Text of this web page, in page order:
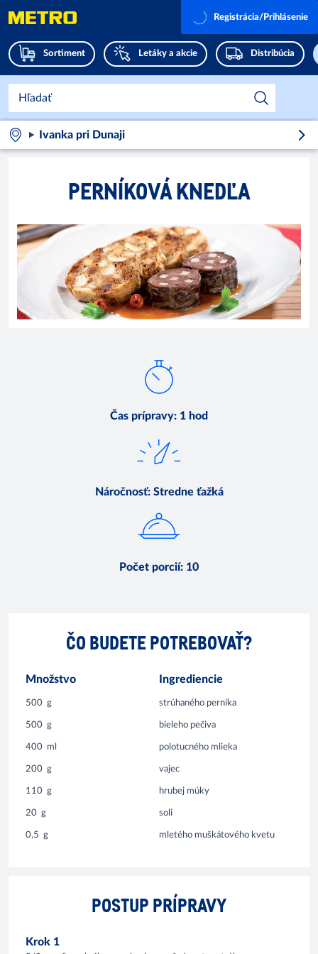
Sortiment Letáky a akcie Distribúcia
Registrácia/Prihlásenie
Ivanka pri Dunaji
PERNÍKOVÁ KNEDĽA
Čas prípravy: 1 hod
Náročnosť: Stredne ťažká
Počet porcií: 10
ČO BUDETE POTREBOVAŤ?
Množstvo Ingrediencie
500 g strúhaného perníka
500 g bieleho pečiva
400 ml polotucného mlieka
200 g vajec
110 g hrubej múky
20 g soli
0,5 g mletého muškátového kvetu
POSTUP PRÍPRAVY
Krok 1